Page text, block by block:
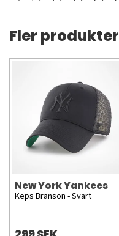
Fler produkter
New York Yankees
Keps Branson - Svart